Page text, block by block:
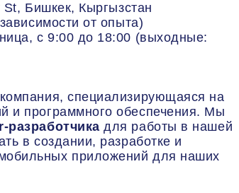
Бишкек, Кыргызстан
от опыта)
с 9:00 до 18:00 (выходные:
специализирующаяся на
и программного обеспечения. Мы
разработчика для работы в нашей
в создании, разработке и
приложений для наших